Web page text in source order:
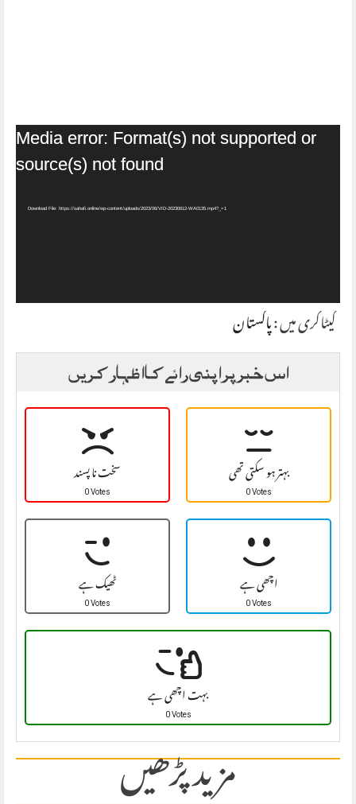
Video
Media error: Format(s) not supported or
source(s) not found
Download File: https://sahafi.online/wp-content/uploads/2023/06/VID-20230612-WA0135.mp4?_=1
کیٹاگری میں :پاکستان
اس خبر پر اپنی رائے کا اظہار کریں
سخت نا پسند
0 Votes بہتر ہو سکتی تھی
0 Votes
ٹھیک ہے
0 Votes اچھی ہے
0 Votes
بہت اچھی ہے
0 Votes
مزید پڑھیں